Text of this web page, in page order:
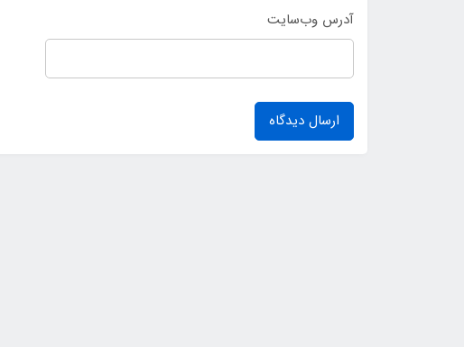
آدرس وب‌سایت
ارسال دیدگاه